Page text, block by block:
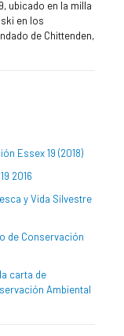
ubicado en la milla
en los
de Chittenden,
Essex 19 (2018)
2016
y Vida Silvestre
de Conservación
carta de
Ambiental